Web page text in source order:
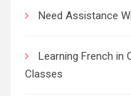
Need Assistance
Learning French in
Classes